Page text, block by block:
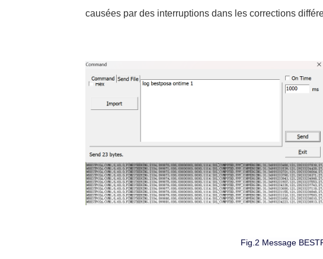
causées par des interruptions dans les corrections
Fig.2 Message